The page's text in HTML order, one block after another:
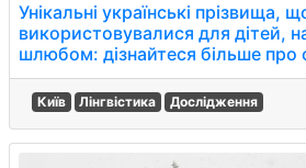
Унікальні українські прізвища,
використовувалися для дітей,
шлюбом: дізнайтеся більше про
Київ Лінгвістика Дослідження